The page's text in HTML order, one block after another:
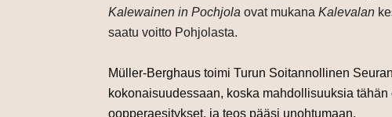
Kalewainen in Pochjola ovat mukana Kalevalan
saatu voitto Pohjolasta.
Müller-Berghaus toimi Turun Soitannollinen
kokonaisuudessaan, koska mahdollisuuksia
oopperaesitykset, ja teos pääsi unohtumaan.